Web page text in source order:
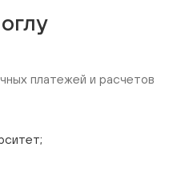
платежей и расчетов